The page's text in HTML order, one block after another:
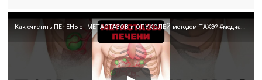
Как очистить ПЕЧЕНЬ от МЕТАСТАЗОВ и ОПУХОЛЕЙ методом ТАХЭ? #меднавигатор #рак #печень #метастазы